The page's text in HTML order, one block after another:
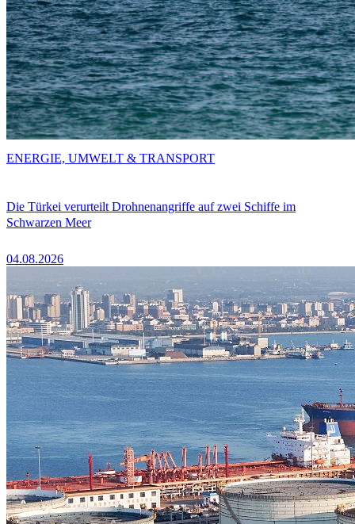
Die Türkei verurteilt Drohnenangriffe auf zwei Schiffe im
Schwarzen Meer
04.08.2026
ENERGIE, UMWELT & TRANSPORT